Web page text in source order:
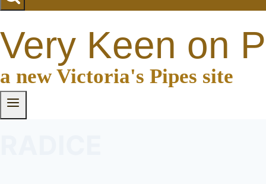
Very Keen on
a new Victoria's Pipes site